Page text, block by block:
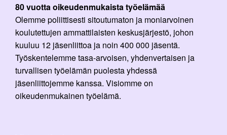
80 vuotta oikeudenmukaista työelämää
Olemme poliittisesti sitoutumaton ja moniarvoinen
koulutettujen ammattilaisten keskusjärjestö, johon
kuuluu 12 jäsenliittoa ja noin 400 000 jäsentä.
Työskentelemme tasa-arvoisen, yhdenvertaisen ja
turvallisen työelämän puolesta yhdessä
jäsenliittojemme kanssa. Visiomme on
oikeudenmukainen työelämä.